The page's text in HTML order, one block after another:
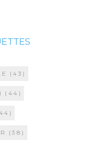
(43)
(44)
(38)